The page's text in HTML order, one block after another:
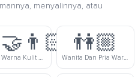
menyalinnya, atau
Wanita Warna Kulit Cerah-Sedang Dan Pria Warna Kulit Cerah Bergandengan Tangan
👫🏼
Wanita Dan Pria Warna Kulit Cerah-Sedang Bergandengan Tangan